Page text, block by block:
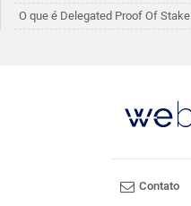
O que é Delegated Proof Of Stake
Contato